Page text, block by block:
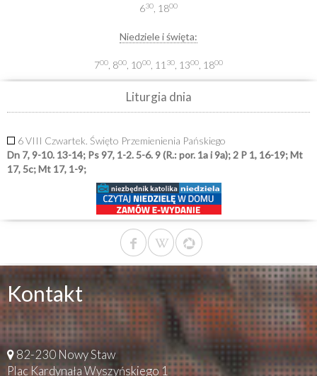
630 , 1800
Niedziele i święta:
700 , 800 , 1000 , 11 30 , 1300 , 1800
Liturgia dnia
6 VIII Czwartek. Święto Przemienienia Pańskiego
Dn 7, 9-10. 13-14; Ps 97, 1-2. 5-6. 9 (R.: por. 1a i 9a); 2 P 1, 16-19; Mt
17, 5c; Mt 17, 1-9;
Kontakt
82-230 Nowy Staw
Plac Kardynała Wyszyńskiego 1